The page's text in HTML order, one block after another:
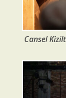
Cansel